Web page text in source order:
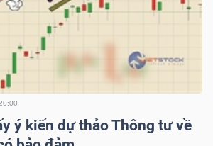
ý kiến dự thảo Thông tư về